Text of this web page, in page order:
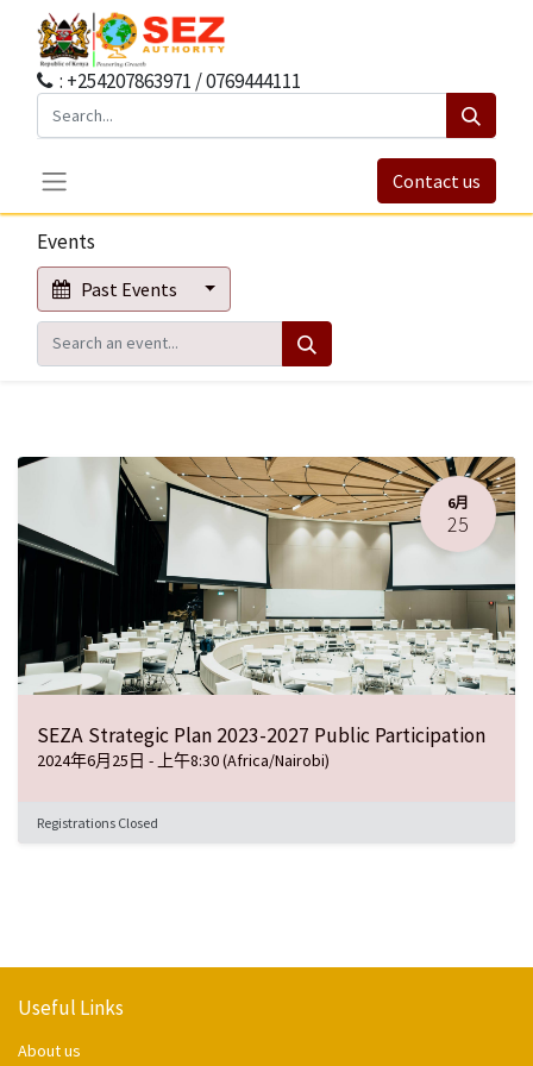
: +254207863971 / 0769444111
Contact us
Events
Past Events
6月
25
SEZA Strategic Plan 2023-2027 Public Participation
2024年6月25日 - 上午8:30(Africa/Nairobi)
Registrations Closed
Useful Links
About us